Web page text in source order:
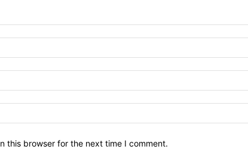
this browser for the next time I comment.